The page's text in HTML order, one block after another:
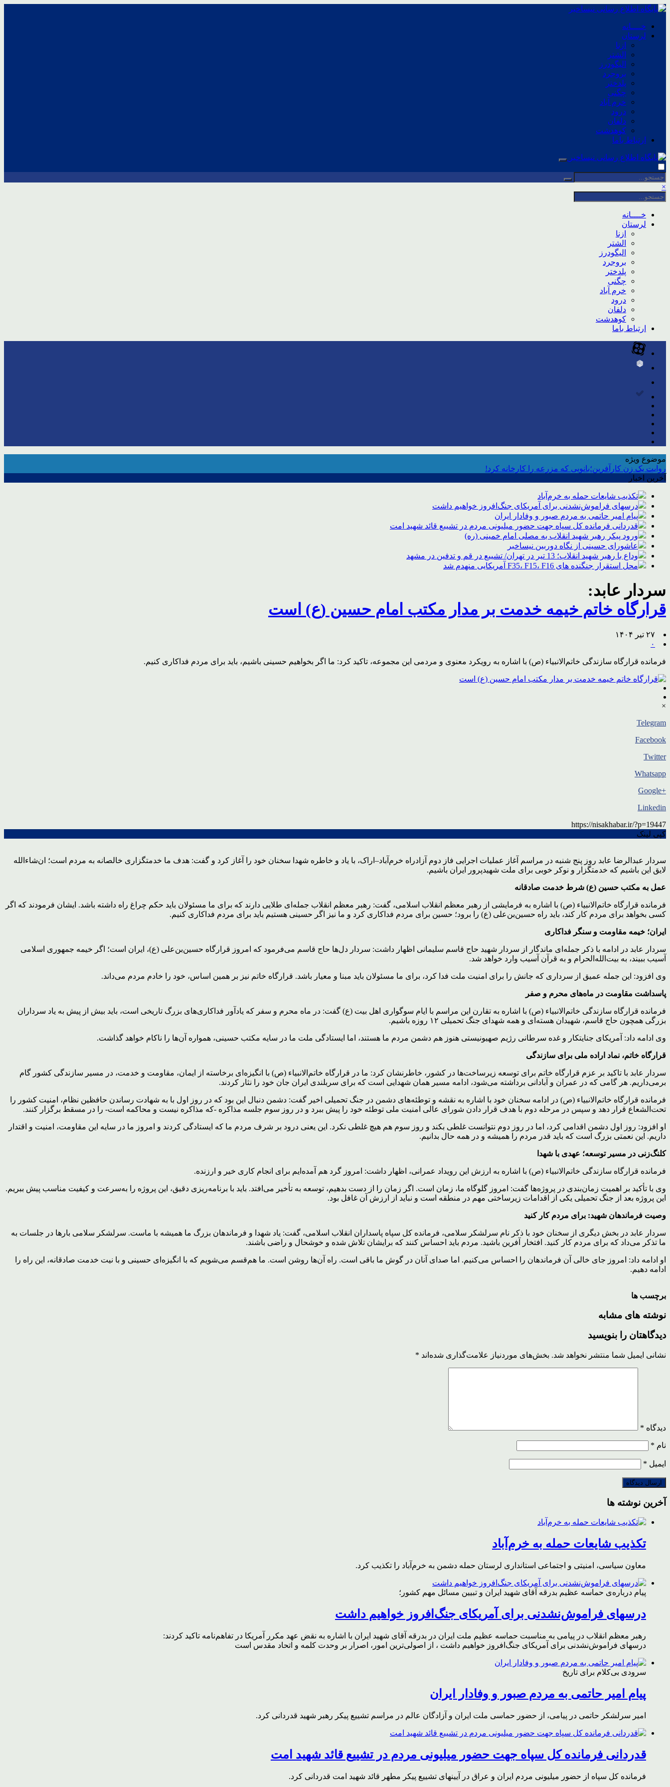
خــــانه
لرستان
ازنا
الشتر
الیگودرز
بروجرد
پلدختر
چگنی
خرم آباد
درود
دلفان
کوهدشت
ارتباط باما
×
خــــانه
لرستان
ازنا
الشتر
الیگودرز
بروجرد
پلدختر
چگنی
خرم آباد
درود
دلفان
کوهدشت
ارتباط باما
موضوع ویژه
روایت یک زن کارآفرین؛بانویی که مزرعه را کارخانه کرد!
آخرین اخبار
تکذیب شایعات حمله به خرم‌آباد
درسهای فراموش‌نشدنی برای آمریکای جنگ‌افروز خواهیم داشت
پیام امیر حاتمی به مردم صبور و وفادار ایران
قدردانی فرمانده کل سپاه جهت حضور میلیونی مردم در تشییع قائد شهید امت
ورود پیکر رهبر شهید انقلاب به مصلی امام خمینی (ره)
عاشورای حسینی از نگاه دوربین نیساخبر
وداع با رهبر شهید انقلاب؛ 13 تیر در تهران/ تشییع در قم و تدفین در مشهد
محل استقرار جنگنده های F35، F15، F16 آمریکایی منهدم شد
سردار عابد:
قرارگاه خاتم خیمه خدمت بر مدار مکتب امام حسین (ع) است
۲۷ تیر ۱۴۰۴
۰
فرمانده قرارگاه سازندگی خاتم‌الانبیاء (ص) با اشاره به رویکرد معنوی و مردمی این مجموعه، تاکید کرد: ما اگر بخواهیم حسینی باشیم، باید برای مردم فداکاری کنیم.
×
Telegram
Facebook
Twitter
Whatsapp
+Google
Linkedin
https://nisakhabar.ir/?p=19447
کپی لینک
سردار عبدالرضا عابد روز پنج شنبه در مراسم آغاز عملیات اجرایی فاز دوم آزادراه خرم‌آباد–اراک، با یاد و خاطره شهدا سخنان خود را آغاز کرد و گفت: هدف ما خدمتگزاری خالصانه به مردم است؛ ان‌شاءالله
لایق این باشیم که خدمتگزار و نوکر خوبی برای ملت شهیدپرور ایران باشیم.
عمل به مکتب حسین (ع) شرط خدمت صادقانه
فرمانده قرارگاه خاتم‌الانبیاء (ص) با اشاره به فرمایشی از رهبر معظم انقلاب اسلامی، گفت: رهبر معظم انقلاب جمله‌ای طلایی دارند که برای ما مسئولان باید حکم چراغ راه داشته باشد. ایشان فرمودند که اگر
کسی بخواهد برای مردم کار کند، باید راه حسین‌بن‌علی (ع) را برود؛ حسین برای مردم فداکاری کرد و ما نیز اگر حسینی هستیم باید برای مردم فداکاری کنیم.
ایران؛ خیمه مقاومت و سنگر فداکاری
سردار عابد در ادامه با ذکر جمله‌ای ماندگار از سردار شهید حاج قاسم سلیمانی اظهار داشت: سردار دل‌ها حاج قاسم می‌فرمود که امروز قرارگاه حسین‌بن‌علی (ع)، ایران است؛ اگر خیمه جمهوری اسلامی
آسیب ببیند، به بیت‌الله‌الحرام و به قرآن آسیب وارد خواهد شد.
وی افزود: این جمله عمیق از سرداری که جانش را برای امنیت ملت فدا کرد، برای ما مسئولان باید مبنا و معیار باشد. قرارگاه خاتم نیز بر همین اساس، خود را خادم مردم می‌داند.
پاسداشت مقاومت در ماه‌های محرم و صفر
فرمانده قرارگاه سازندگی خاتم‌الانبیاء (ص) با اشاره به تقارن این مراسم با ایام سوگواری اهل بیت (ع) گفت: در ماه محرم و سفر که یادآور فداکاری‌های بزرگ تاریخی است، باید بیش از پیش به یاد سرداران
بزرگی همچون حاج قاسم، شهیدان هسته‌ای و همه شهدای جنگ تحمیلی ۱۲ روزه باشیم.
وی ادامه داد: آمریکای جنایتکار و غده سرطانی رژیم صهیونیستی هنوز هم دشمن مردم ما هستند، اما ایستادگی ملت ما در سایه مکتب حسینی، همواره آن‌ها را ناکام خواهد گذاشت.
قرارگاه خاتم، نماد اراده ملی برای سازندگی
سردار عابد با تاکید بر عزم قرارگاه خاتم برای توسعه زیرساخت‌ها در کشور، خاطرنشان کرد: ما در قرارگاه خاتم‌الانبیاء (ص) با انگیزه‌ای برخاسته از ایمان، مقاومت و خدمت، در مسیر سازندگی کشور گام
برمی‌داریم. هر گامی که در عمران و آبادانی برداشته می‌شود، ادامه مسیر همان شهدایی است که برای سربلندی ایران جان خود را نثار کردند.
فرمانده قرارگاه خاتم‌الانبیاء (ص) در ادامه سخنان خود با اشاره به نقشه و توطئه‌های دشمن در جنگ تحمیلی اخیر گفت: دشمن دنبال این بود که در روز اول با به شهادت رساندن حافظین نظام، امنیت کشور را
تحت‌الشعاع قرار دهد و سپس در مرحله دوم با هدف قرار دادن شورای عالی امنیت ملی توطئه خود را پیش ببرد و در روز سوم جلسه مذاکره -که مذاکره نیست و محاکمه است- را در مسقط برگزار کنند.
او افزود: روز اول دشمن اقدامی کرد، اما در روز دوم نتوانست غلطی بکند و روز سوم هم هیچ غلطی نکرد. این یعنی درود بر شرف مردم ما که ایستادگی کردند و امروز ما در سایه این مقاومت، امنیت و اقتدار
داریم. این نعمتی بزرگ است که باید قدر مردم را همیشه و در همه حال بدانیم.
کلنگ‌زنی در مسیر توسعه؛ عهدی با شهدا
فرمانده قرارگاه سازندگی خاتم‌الانبیاء (ص) با اشاره به ارزش این رویداد عمرانی، اظهار داشت: امروز گرد هم آمده‌ایم برای انجام کاری خیر و ارزنده.
وی با تأکید بر اهمیت زمان‌بندی در پروژه‌ها گفت: امروز گلوگاه ما، زمان است. اگر زمان را از دست بدهیم، توسعه به تأخیر می‌افتد. باید با برنامه‌ریزی دقیق، این پروژه را به‌سرعت و کیفیت مناسب پیش ببریم.
این پروژه بعد از جنگ تحمیلی یکی از اقدامات زیرساختی مهم در منطقه است و نباید از ارزش آن غافل بود.
وصیت فرماندهان شهید: برای مردم کار کنید
سردار عابد در بخش دیگری از سخنان خود با ذکر نام سرلشکر سلامی، فرمانده کل سپاه پاسداران انقلاب اسلامی، گفت: یاد شهدا و فرماندهان بزرگ ما همیشه با ماست. سرلشکر سلامی بارها در جلسات به
ما تذکر می‌داد که برای مردم کار کنید. افتخار آفرین باشید. مردم باید احساس کنند که برایشان تلاش شده و خوشحال و راضی باشند.
او ادامه داد: امروز جای خالی آن فرماندهان را احساس می‌کنیم. اما صدای آنان در گوش ما باقی است. راه آن‌ها روشن است. ما هم‌قسم می‌شویم که با انگیزه‌ای حسینی و با نیت خدمت صادقانه، این راه را
ادامه دهیم.
برچسب ها
نوشته های مشابه
دیدگاهتان را بنویسید
نشانی ایمیل شما منتشر نخواهد شد. بخش‌های موردنیاز علامت‌گذاری شده‌اند *
دیدگاه *
نام *
ایمیل *
آخرین نوشته ها
تکذیب شایعات حمله به خرم‌آباد
معاون سیاسی، امنیتی و اجتماعی استانداری لرستان حمله دشمن به خرم‌آباد را تکذیب کرد.
پیام درباره‌ی حماسه عظیم بدرقه آقای شهید ایران و تبیین مسائل مهم کشور؛
درسهای فراموش‌نشدنی برای آمریکای جنگ‌افروز خواهیم داشت
رهبر معظم انقلاب در پیامی به مناسبت حماسه عظیم ملت ایران در بدرقه آقای شهید ایران با اشاره به نقض عهد مکرر آمریکا در تفاهم‌نامه تاکید کردند:
درسهای فراموش‌نشدنی برای آمریکای جنگ‌افروز خواهیم داشت ، از اصولی‌ترین امور، اصرار بر وحدت کلمه و اتحاد مقدس است
سرودی بی‌کلام برای تاریخ
پیام امیر حاتمی به مردم صبور و وفادار ایران
امیر سرلشکر حاتمی در پیامی، از حضور حماسی ملت ایران و آزادگان عالم در مراسم تشییع پیکر رهبر شهید قدردانی کرد.
قدردانی فرمانده کل سپاه جهت حضور میلیونی مردم در تشییع قائد شهید امت
فرمانده کل سپاه از حضور میلیونی مردم ایران و عراق در آیینهای تشییع پیکر مطهر قائد شهید امت قدردانی کرد.